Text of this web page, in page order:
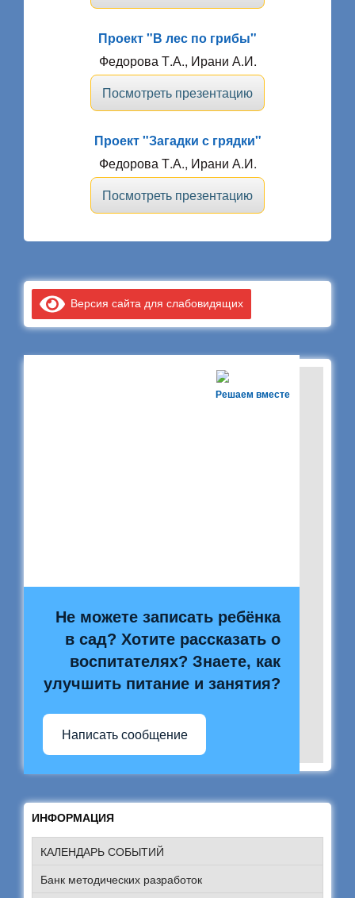
Проект "В лес по грибы"
Федорова Т.А., Ирани А.И.
Посмотреть презентацию
Проект "Загадки с грядки"
Федорова Т.А., Ирани А.И.
Посмотреть презентацию
Версия сайта для слабовидящих
Решаем вместе
Не можете записать ребёнка
в сад? Хотите рассказать о
воспитателях? Знаете, как
улучшить питание и занятия?
Написать сообщение
ИНФОРМАЦИЯ
КАЛЕНДАРЬ СОБЫТИЙ
Банк методических разработок